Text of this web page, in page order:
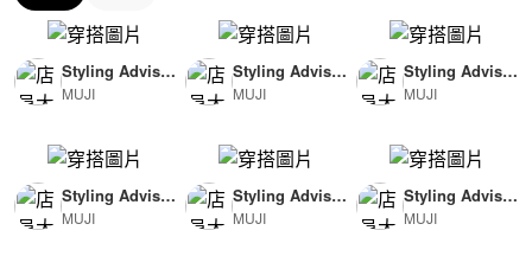
Styling Advisor
( For Woman )
MUJI
Styling Advisor
( For Man )
MUJI
Styling Advisor
( For Man )
MUJI
Styling Advisor
( For Man )
MUJI
Styling Advisor
( For Woman )
MUJI
Styling Advisor
( For Man )
MUJI